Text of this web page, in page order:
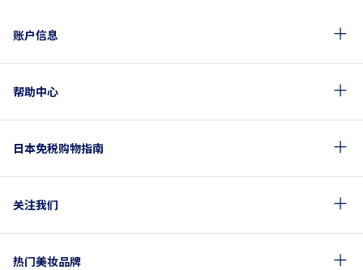
账户信息
帮助中心
日本免税购物指南
关注我们
热门美妆品牌